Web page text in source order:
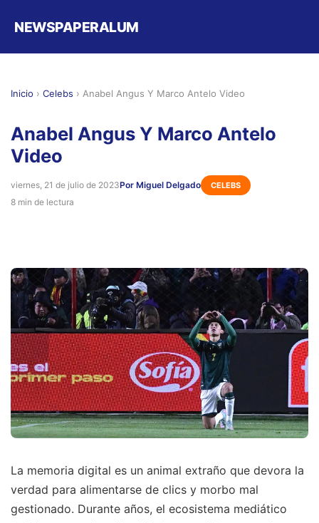
NEWSPAPERALUM
Inicio › Celebs › Anabel Angus Y Marco Antelo Video
Anabel Angus Y Marco Antelo
Video
viernes, 21 de julio de 2023Por Miguel Delgado CELEBS
8 min de lectura
La memoria digital es un animal extraño que devora la
verdad para alimentarse de clics y morbo mal
gestionado. Durante años, el ecosistema mediático